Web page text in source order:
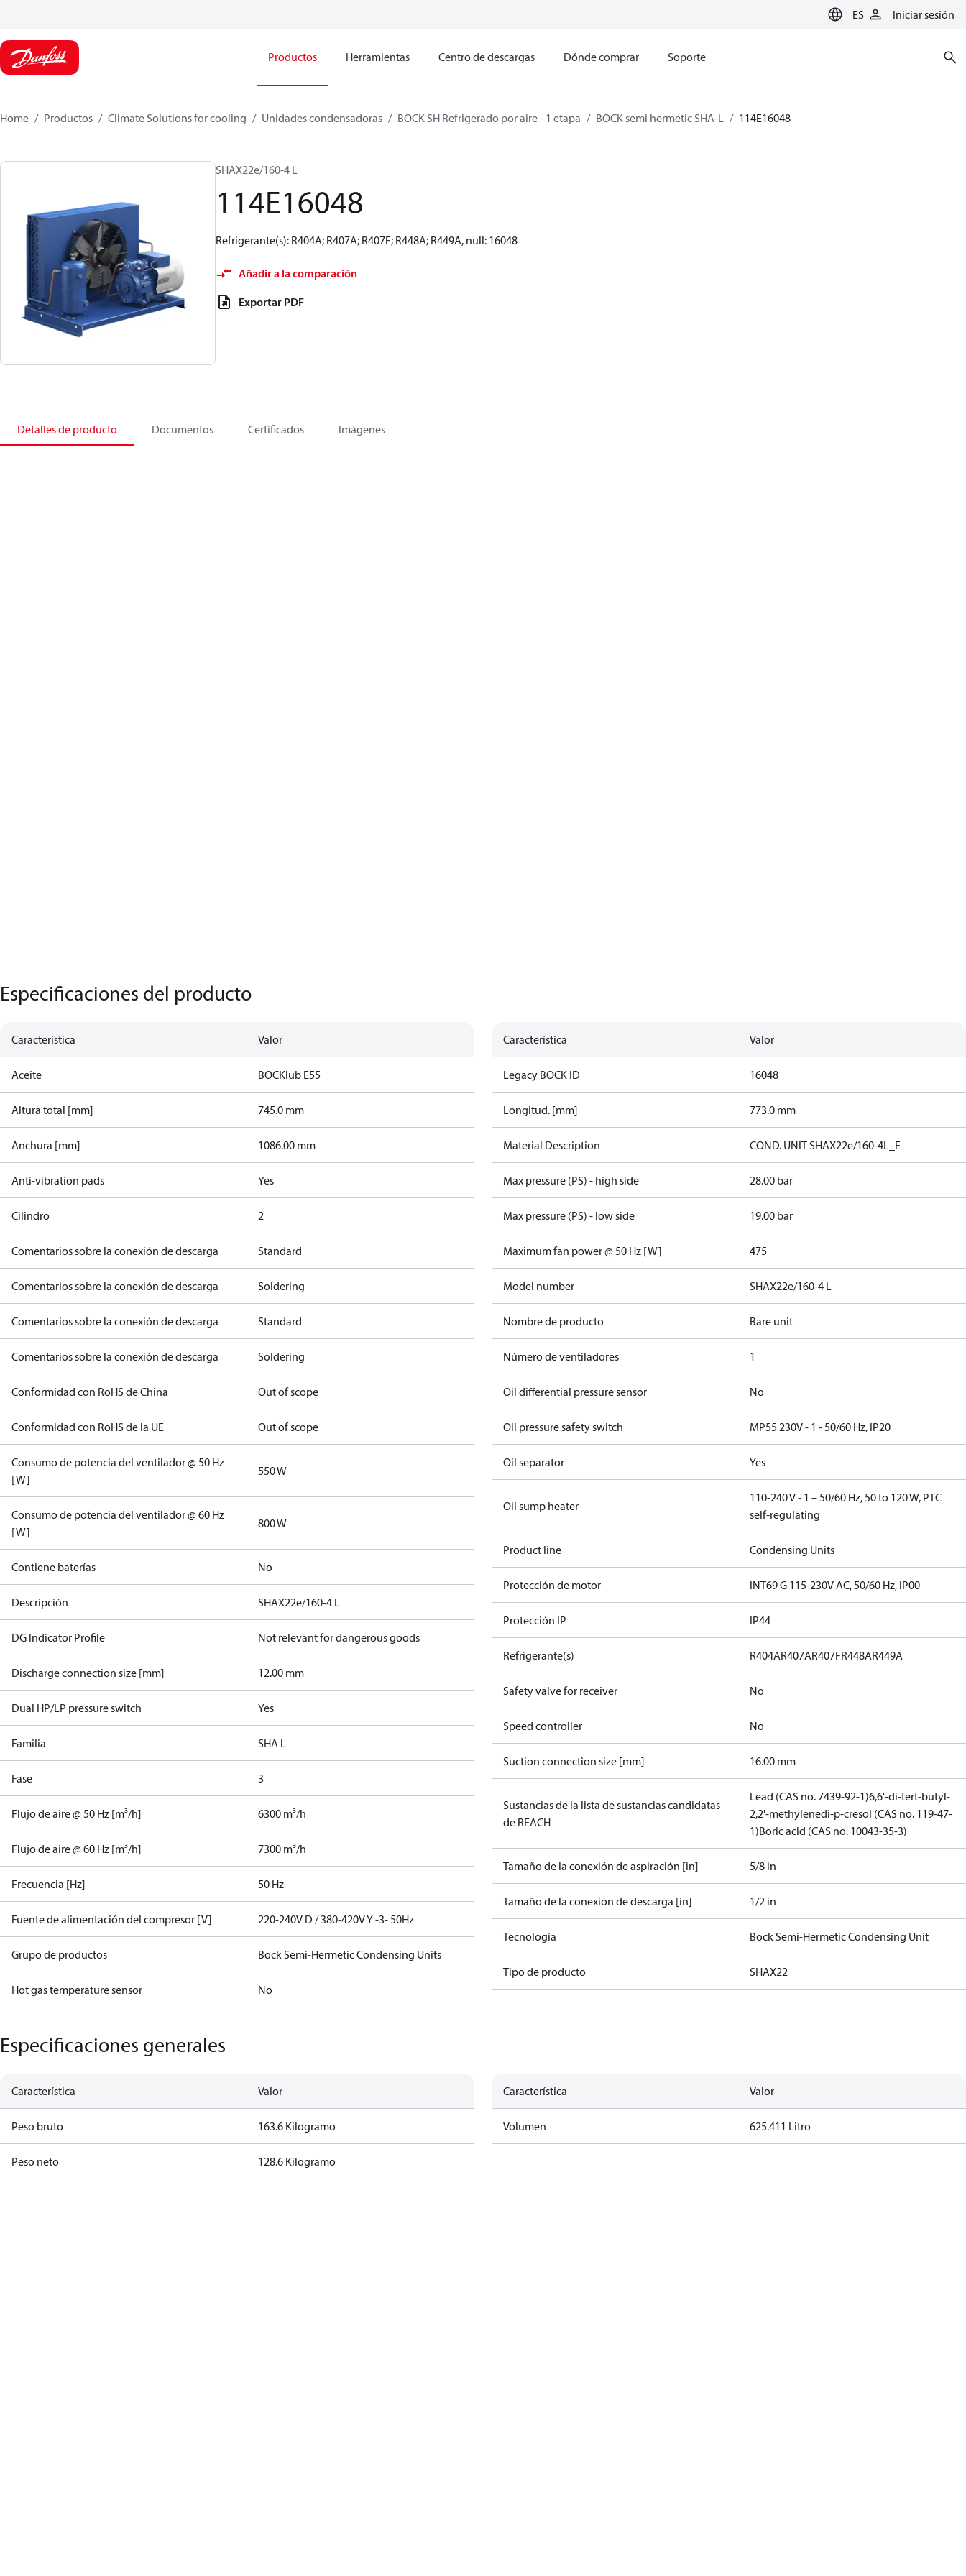
ES Iniciar sesión
Productos Herramientas Centro de descargas Dónde comprar Soporte
Home Productos Climate Solutions for cooling Unidades condensadoras BOCK SH Refrigerado por aire - 1 etapa BOCK semi hermetic SHA-L 114E16048
SHAX22e/160-4 L
114E16048
Refrigerante(s): R404A; R407A; R407F; R448A; R449A, null: 16048
Añadir a la comparación
Exportar PDF
Detalles de producto Documentos Certificados Imágenes
Especificaciones del producto
Característica Valor
Aceite BOCKlub E55
Altura total [mm] 745.0 mm
Anchura [mm] 1086.00 mm
Anti-vibration pads Yes
Cilindro 2
Comentarios sobre la conexión de descarga Standard
Comentarios sobre la conexión de descarga Soldering
Comentarios sobre la conexión de descarga Standard
Comentarios sobre la conexión de descarga Soldering
Conformidad con RoHS de China Out of scope
Conformidad con RoHS de la UE Out of scope
Consumo de potencia del ventilador @ 50 Hz
[W]
550 W
Consumo de potencia del ventilador @ 60 Hz
[W]
800 W
Contiene baterías No
Descripción SHAX22e/160-4 L
DG Indicator Profile Not relevant for dangerous goods
Discharge connection size [mm] 12.00 mm
Dual HP/LP pressure switch Yes
Familia SHA L
Fase 3
Flujo de aire @ 50 Hz [m³/h] 6300 m³/h
Flujo de aire @ 60 Hz [m³/h] 7300 m³/h
Frecuencia [Hz] 50 Hz
Fuente de alimentación del compresor [V] 220-240V D / 380-420V Y -3- 50Hz
Grupo de productos Bock Semi-Hermetic Condensing Units
Hot gas temperature sensor No
Característica Valor
Legacy BOCK ID 16048
Longitud. [mm] 773.0 mm
Material Description COND. UNIT SHAX22e/160-4L_E
Max pressure (PS) - high side 28.00 bar
Max pressure (PS) - low side 19.00 bar
Maximum fan power @ 50 Hz [W] 475
Model number SHAX22e/160-4 L
Nombre de producto Bare unit
Número de ventiladores 1
Oil differential pressure sensor No
Oil pressure safety switch MP55 230V - 1 - 50/60 Hz, IP20
Oil separator Yes
Oil sump heater
110-240 V - 1 – 50/60 Hz, 50 to 120 W, PTC
self-regulating
Product line Condensing Units
Protección de motor INT69 G 115-230V AC, 50/60 Hz, IP00
Protección IP IP44
Refrigerante(s) R404AR407AR407FR448AR449A
Safety valve for receiver No
Speed controller No
Suction connection size [mm] 16.00 mm
Sustancias de la lista de sustancias candidatas
de REACH
Lead (CAS no. 7439-92-1)6,6'-di-tert-butyl-
2,2'-methylenedi-p-cresol (CAS no. 119-47-
1)Boric acid (CAS no. 10043-35-3)
Tamaño de la conexión de aspiración [in] 5/8 in
Tamaño de la conexión de descarga [in] 1/2 in
Tecnología Bock Semi-Hermetic Condensing Unit
Tipo de producto SHAX22
Especificaciones generales
Característica Valor
Peso bruto 163.6 Kilogramo
Peso neto 128.6 Kilogramo
Característica Valor
Volumen 625.411 Litro